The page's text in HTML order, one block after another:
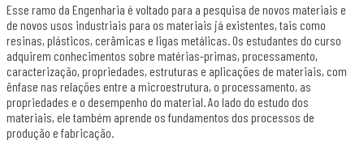
Esse ramo da Engenharia é voltado para a pesquisa de novos materiais e
de novos usos industriais para os materiais já existentes, tais como
resinas, plásticos, cerâmicas e ligas metálicas. Os estudantes do curso
adquirem conhecimentos sobre matérias-primas, processamento,
caracterização, propriedades, estruturas e aplicações de materiais, com
ênfase nas relações entre a microestrutura, o processamento, as
propriedades e o desempenho do material. Ao lado do estudo dos
materiais, ele também aprende os fundamentos dos processos de
produção e fabricação.